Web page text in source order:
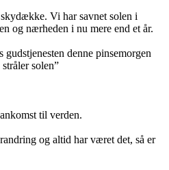
Vi har savnet solen i
og nærheden i nu mere end et år.
denne pinsemorgen
solen”
til verden.
og altid har været det, så er